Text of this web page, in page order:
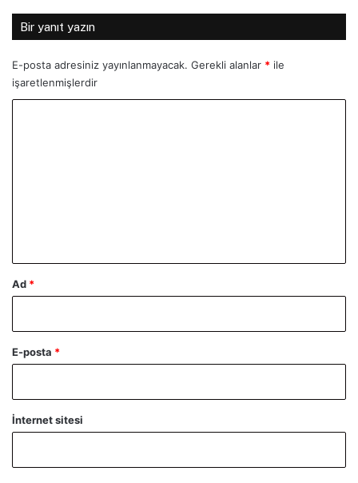
Bir yanıt yazın
E-posta adresiniz yayınlanmayacak. Gerekli alanlar * ile
işaretlenmişlerdir
Ad *
E-posta *
İnternet sitesi